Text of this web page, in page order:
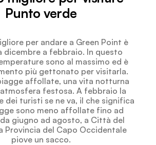
Punto verde
per andare a Green Point è
dicembre a febbraio. In questo
sono al massimo ed è
più gettonato per visitarla.
affollate, una vita notturna
festosa. A febbraio la
dei turisti se ne va, il che significa
sono meno affollate fino ad
giugno ad agosto, a Città del
Provincia del Capo Occidentale
piove un sacco.